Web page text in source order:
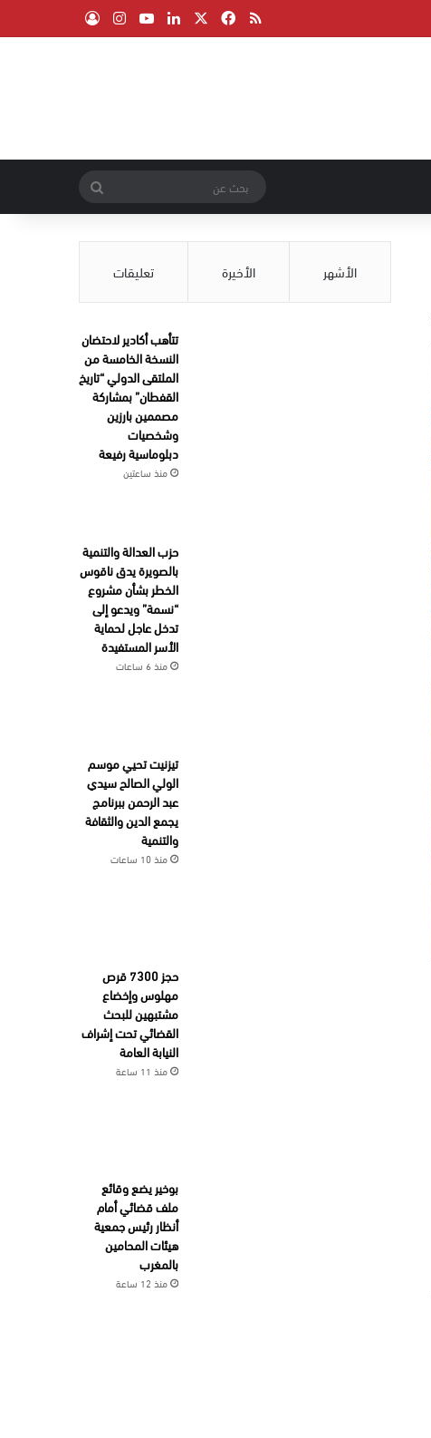
ملخص الموقع RSS
فيسبوك لينكدإن ‫YouTube
انستقرام
عن
الأشهر الأخيرة تعليقات
تتأهب أكادير لاحتضان
النسخة الخامسة من
الملتقى الدولي “تاريخ
القفطان” بمشاركة
مصممين بارزين
وشخصيات
دبلوماسية رفيعة
منذ ساعتين
حزب العدالة والتنمية
بالصويرة يدق ناقوس
الخطر بشأن مشروع
“نسمة” ويدعو إلى
تدخل عاجل لحماية
الأسر المستفيدة
منذ 6 ساعات
تيزنيت تحيي موسم
الولي الصالح سيدي
عبد الرحمن ببرنامج
يجمع الدين والثقافة
والتنمية
منذ 10 ساعات
حجز 7300 قرص
مهلوس وإخضاع
مشتبهين للبحث
القضائي تحت إشراف
النيابة العامة
منذ 11 ساعة
بوخير يضع وقائع
ملف قضائي أمام
أنظار رئيس جمعية
هيئات المحامين
بالمغرب
منذ 12 ساعة